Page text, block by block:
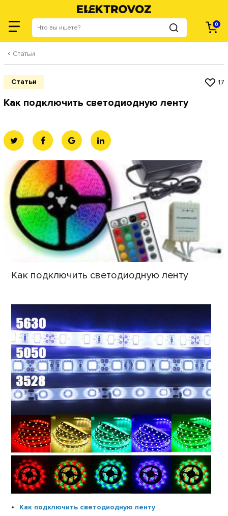
0
Статьи
Статьи 17
Как подключить светодиодную ленту
Категории
Как подключить светодиодную ленту
Как подключить светодиодную ленту